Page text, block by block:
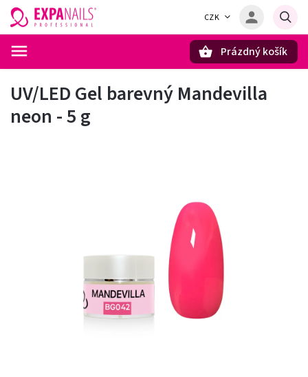
CZK
Prázdný košík
UV/LED Gel barevný Mandevilla
neon - 5 g